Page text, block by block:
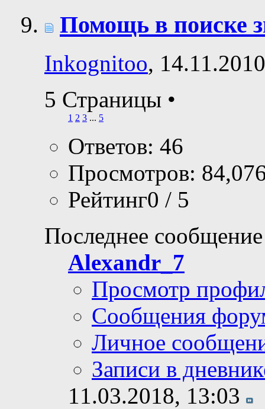
Помощь в поиске
Inkognitoo,
5 Страницы •
1 2 3 ... 5
Ответов: 46
Просмотров:
Рейтинг0 / 5
Последнее
Alexandr_7
Просмотр
Сообщения
Личное
Записи в
11.03.2018, 13:03